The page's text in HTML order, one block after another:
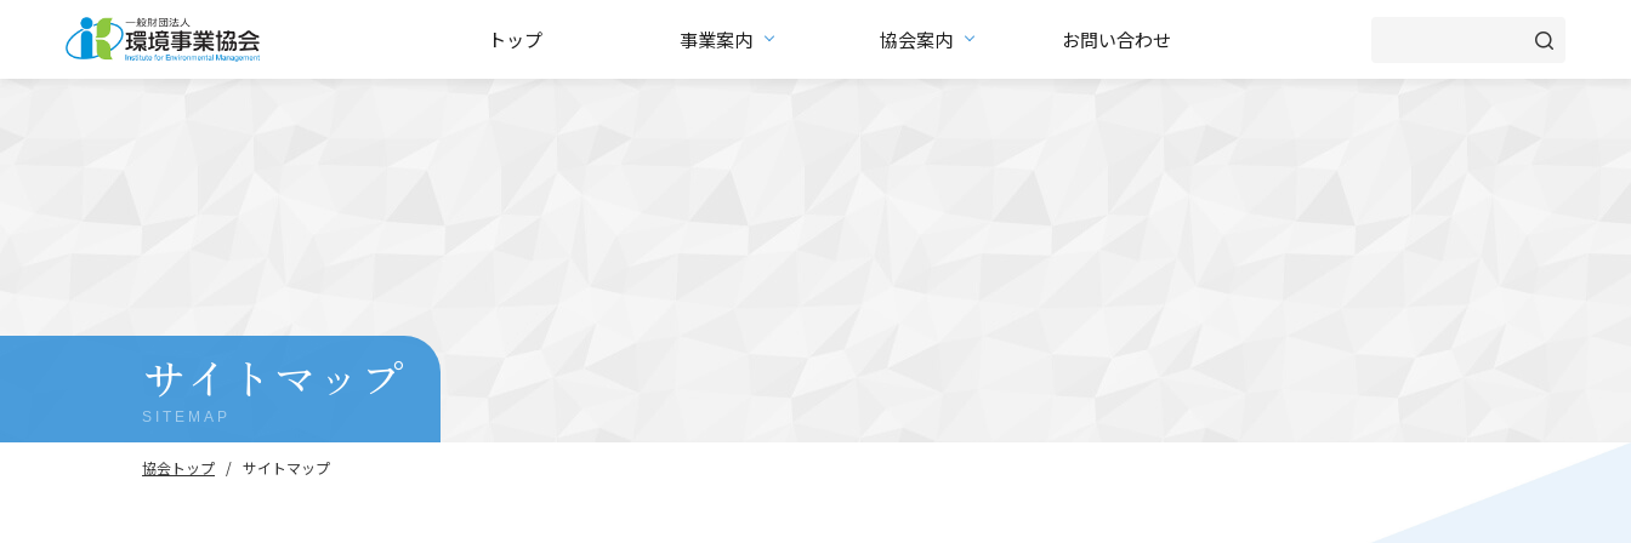
トップ 事業案内 協会案内 お問い合わせ
サイトマップ
SITEMAP
協会トップ サイトマップ